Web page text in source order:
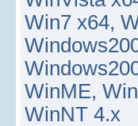
Win7 x64,
WinME,
WinNT 4.x